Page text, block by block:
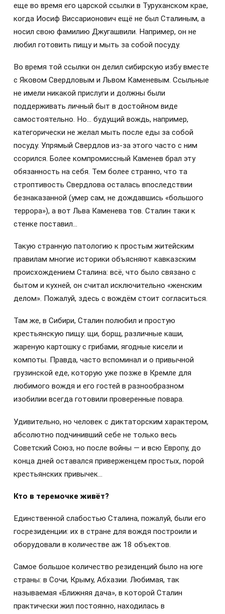
еще во время его царской ссылки в Туруханском крае,
когда Иосиф Виссарионович ещё не был Сталиным, а
носил свою фамилию Джугашвили. Например, он не
любил готовить пищу и мыть за собой посуду.
Во время той ссылки он делил сибирскую избу вместе
с Яковом Свердловым и Львом Каменевым. Ссыльные
не имели никакой прислуги и должны были
поддерживать личный быт в достойном виде
самостоятельно. Но… будущий вождь, например,
категорически не желал мыть после еды за собой
посуду. Упрямый Свердлов из-за этого часто с ним
ссорился. Более компромиссный Каменев брал эту
обязанность на себя. Тем более странно, что та
строптивость Свердлова осталась впоследствии
безнаказанной (умер сам, не дождавшись «большого
террора»), а вот Льва Каменева тов. Сталин таки к
стенке поставил…
Такую странную патологию к простым житейским
правилам многие историки объясняют кавказским
происхождением Сталина: всё, что было связано с
бытом и кухней, он считал исключительно «женским
делом». Пожалуй, здесь с вождём стоит согласиться.
Там же, в Сибири, Сталин полюбил и простую
крестьянскую пищу: щи, борщ, различные каши,
жареную картошку с грибами, ягодные кисели и
компоты. Правда, часто вспоминал и о привычной
грузинской еде, которую уже позже в Кремле для
любимого вождя и его гостей в разнообразном
изобилии всегда готовили проверенные повара.
Удивительно, но человек с диктаторским характером,
абсолютно подчинивший себе не только весь
Советский Союз, но после войны — и всю Европу, до
конца дней оставался приверженцем простых, порой
крестьянских привычек…
Кто в теремочке живёт?
Единственной слабостью Сталина, пожалуй, были его
госрезиденции: их в стране для вождя построили и
оборудовали в количестве аж 18 объектов.
Самое большое количество резиденций было на юге
страны: в Сочи, Крыму, Абхазии. Любимая, так
называемая «Ближняя дача», в которой Сталин
практически жил постоянно, находилась в